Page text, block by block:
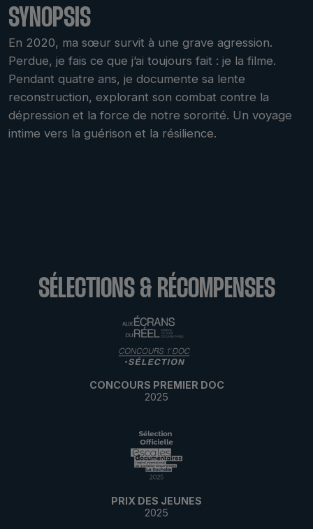
SYNOPSIS
En 2020, ma sœur survit à une grave agression.
Perdue, je fais ce que j’ai toujours fait : je la filme.
Pendant quatre ans, je documente sa lente
reconstruction, explorant son combat contre la
dépression et la force de notre sororité. Un voyage
intime vers la guérison et la résilience.
SÉLECTIONS & RÉCOMPENSES
CONCOURS PREMIER DOC
2025
PRIX DES JEUNES
2025